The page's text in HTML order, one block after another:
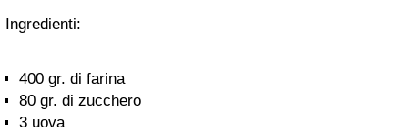
Ingredienti:
400 gr. di farina
80 gr. di zucchero
3 uova